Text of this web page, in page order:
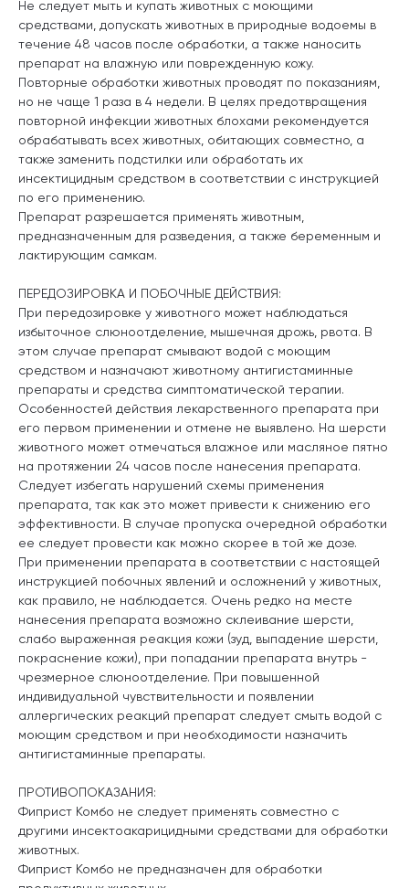
Не следует мыть и купать животных с моющими
средствами, допускать животных в природные водоемы в
течение 48 часов после обработки, а также наносить
препарат на влажную или поврежденную кожу.
Повторные обработки животных проводят по показаниям,
но не чаще 1 раза в 4 недели. В целях предотвращения
повторной инфекции животных блохами рекомендуется
обрабатывать всех животных, обитающих совместно, а
также заменить подстилки или обработать их
инсектицидным средством в соответствии с инструкцией
по его применению.
Препарат разрешается применять животным,
предназначенным для разведения, а также беременным и
лактирующим самкам.
ПЕРЕДОЗИРОВКА И ПОБОЧНЫЕ ДЕЙСТВИЯ:
При передозировке у животного может наблюдаться
избыточное слюноотделение, мышечная дрожь, рвота. В
этом случае препарат смывают водой с моющим
средством и назначают животному антигистаминные
препараты и средства симптоматической терапии.
Особенностей действия лекарственного препарата при
его первом применении и отмене не выявлено. На шерсти
животного может отмечаться влажное или масляное пятно
на протяжении 24 часов после нанесения препарата.
Следует избегать нарушений схемы применения
препарата, так как это может привести к снижению его
эффективности. В случае пропуска очередной обработки
ее следует провести как можно скорее в той же дозе.
При применении препарата в соответствии с настоящей
инструкцией побочных явлений и осложнений у животных,
как правило, не наблюдается. Очень редко на месте
нанесения препарата возможно склеивание шерсти,
слабо выраженная реакция кожи (зуд, выпадение шерсти,
покраснение кожи), при попадании препарата внутрь -
чрезмерное слюноотделение. При повышенной
индивидуальной чувствительности и появлении
аллергических реакций препарат следует смыть водой с
моющим средством и при необходимости назначить
антигистаминные препараты.
ПРОТИВОПОКАЗАНИЯ:
Фиприст Комбо не следует применять совместно с
другими инсектоакарицидными средствами для обработки
животных.
Фиприст Комбо не предназначен для обработки